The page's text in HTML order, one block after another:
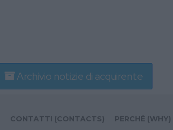
Archivio notizie di acquirente
CONTATTI (CONTACTS) PERCHÉ (WHY)